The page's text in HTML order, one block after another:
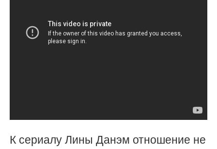
К сериалу Лины Данэм отношение не